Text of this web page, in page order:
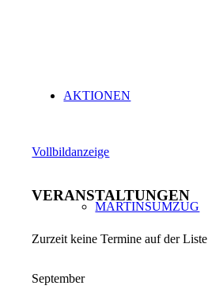
AKTIONEN
MARTINSUMZUG
Vollbildanzeige
VERANSTALTUNGEN
Zurzeit keine Termine auf der Liste
September